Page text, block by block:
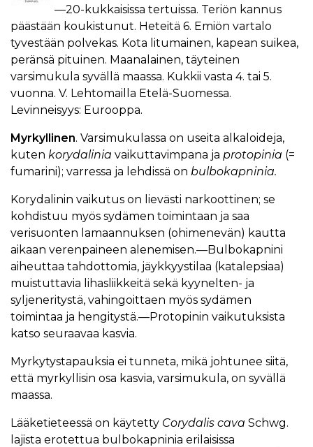
—20-kukkaisissa tertuissa. Teriön kannus
päästään koukistunut. Heteitä 6. Emiön vartalo
tyvestään polvekas. Kota litumainen, kapean suikea,
peränsä pituinen. Maanalainen, täyteinen
varsimukula syvällä maassa. Kukkii vasta 4. tai 5.
vuonna. V. Lehtomailla Etelä-Suomessa.
Levinneisyys: Eurooppa.
Myrkyllinen. Varsimukulassa on useita alkaloideja,
kuten korydalinia vaikuttavimpana ja protopinia (=
fumarini); varressa ja lehdissä on bulbokapninia.
Korydalinin vaikutus on lievästi narkoottinen; se
kohdistuu myös sydämen toimintaan ja saa
verisuonten lamaannuksen (ohimenevän) kautta
aikaan verenpaineen alenemisen.—Bulbokapnini
aiheuttaa tahdottomia, jäykkyystilaa (katalepsiaa)
muistuttavia lihasliikkeitä sekä kyynelten- ja
syljeneritystä, vahingoittaen myös sydämen
toimintaa ja hengitystä.—Protopinin vaikutuksista
katso seuraavaa kasvia.
Myrkytystapauksia ei tunneta, mikä johtunee siitä,
että myrkyllisin osa kasvia, varsimukula, on syvällä
maassa.
Lääketieteessä on käytetty Corydalis cava Schwg.
lajista erotettua bulbokapninia erilaisissa